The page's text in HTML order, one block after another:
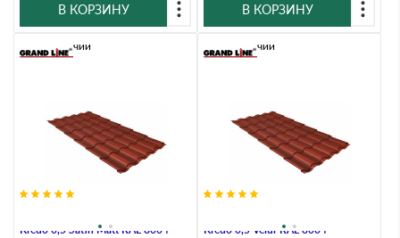
В КОРЗИНУ
В КОРЗИНУ
Kredo 0,5 Satin Мatt RAL 8004
В наличии
Kredo 0,5 Velur RAL 8004
В наличии